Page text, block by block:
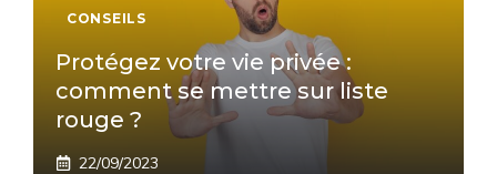
CONSEILS
Protégez votre vie privée :
comment se mettre sur liste
rouge ?
22/09/2023